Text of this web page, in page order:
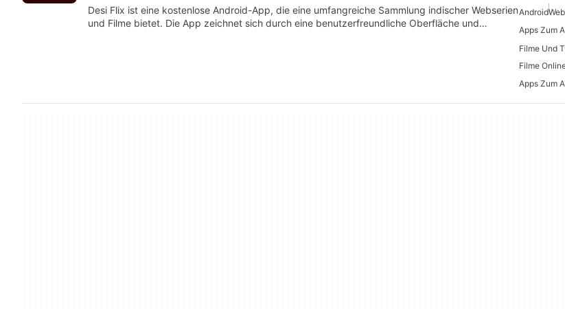
Desi Flix ist eine kostenlose Android-App, die eine umfangreiche Sammlung indischer Webserien
und Filme bietet. Die App zeichnet sich durch eine benutzerfreundliche Oberfläche und…
Android
Filme Und
Filme
Apps Zum